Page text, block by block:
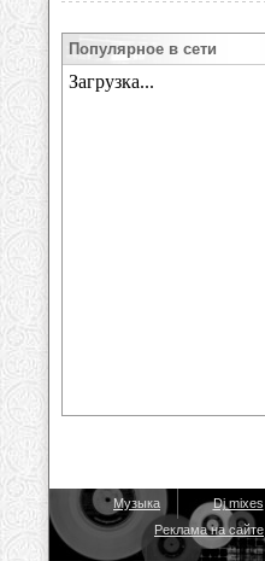
Популярное в сети
Музыка Dj mixes
Реклама на сайте